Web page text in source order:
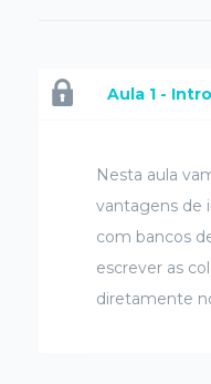
Aula 1 -
Nesta aula
vantagens de
com bancos
escrever as
diretamente